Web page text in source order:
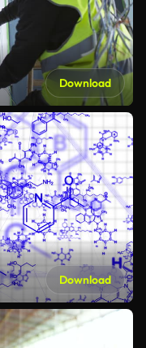
Download
Download